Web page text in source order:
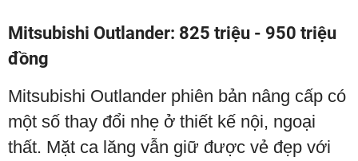
Mitsubishi Outlander: 825 triệu - 950 triệu
đồng
Mitsubishi Outlander phiên bản nâng cấp có
một số thay đổi nhẹ ở thiết kế nội, ngoại
thất. Mặt ca lăng vẫn giữ được vẻ đẹp với